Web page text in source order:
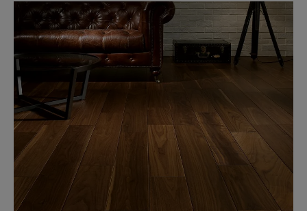
call 06-6121-9302
schedule 営業時間 - 10:00～17:00（定休日 - 土日祝）
ACCOUNT MENU
ようこそ ゲスト 様
meeting_room ログイン person
最近チェックした商品